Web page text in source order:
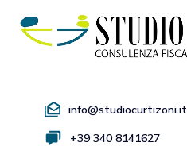
info@studiocurtizoni.it
+39 340 8141627